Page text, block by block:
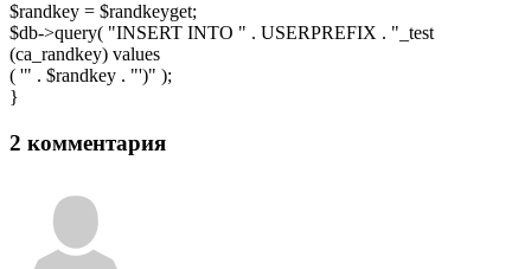
$randkey = $randkeyget;
$db->query( "INSERT INTO " . USERPREFIX . "_test
(ca_randkey) values
( '" . $randkey . "')" );
}
2 комментария